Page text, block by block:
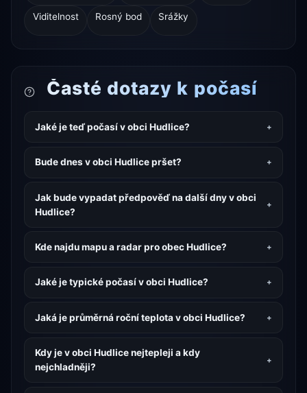
Viditelnost Rosný bod Srážky
Časté dotazy k počasí
Jaké je teď počasí v obci Hudlice?
Bude dnes v obci Hudlice pršet?
Jak bude vypadat předpověď na další dny v obci
Hudlice?
Kde najdu mapu a radar pro obec Hudlice?
Jaké je typické počasí v obci Hudlice?
Jaká je průměrná roční teplota v obci Hudlice?
Kdy je v obci Hudlice nejtepleji a kdy
nejchladněji?